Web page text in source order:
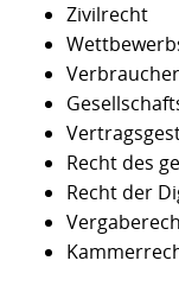
Zivilrecht
Recht des
Recht der